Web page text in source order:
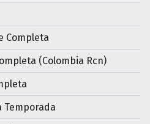
Completa
(Colombia Rcn)
Temporada